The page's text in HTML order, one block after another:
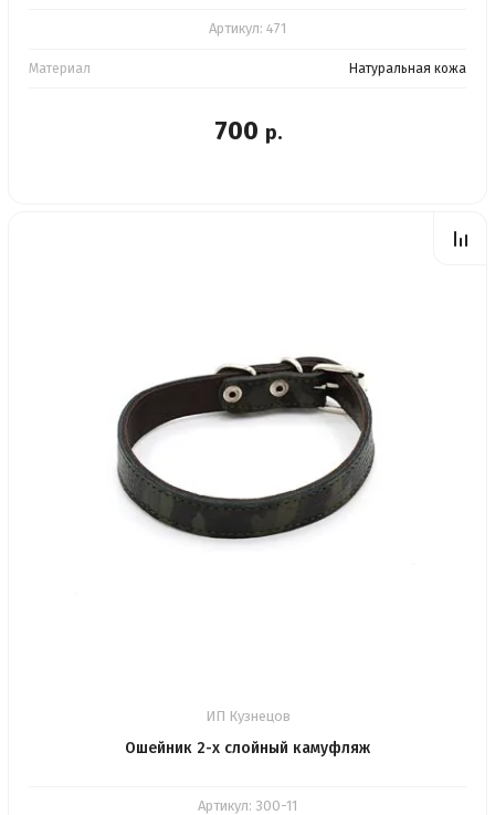
Артикул: 471
Материал Натуральная кожа
700 р.
ИП Кузнецов
Ошейник 2-х слойный камуфляж
Артикул: 300-11